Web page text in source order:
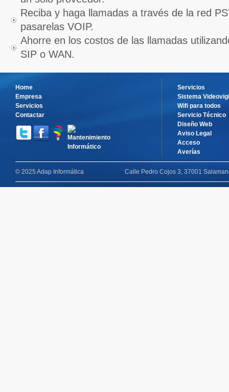
Reciba y haga llamadas a través de la red
pasarelas VOIP.
Ahorre en los costos de las llamadas
SIP o WAN.
Home
Empresa
Servicios
Contactar
Servicios
Sistema
Wifi para todos
Servicio Técnico
Diseño Web
Aviso Legal
Acceso
Averías
© 2025 Adap Informática Calle Pedro Cojos 3, 37001